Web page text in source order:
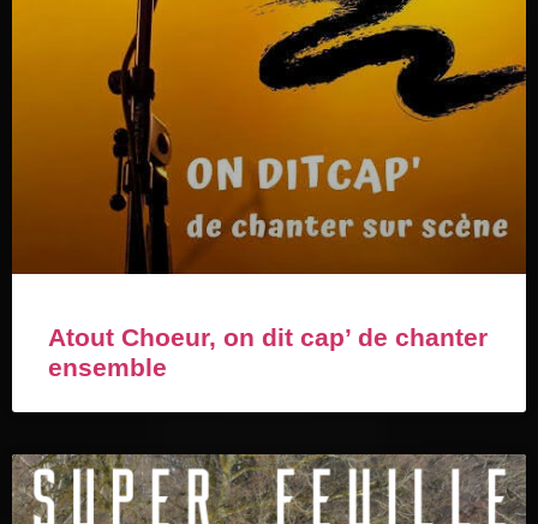
Atout Choeur, on dit cap’ de chanter
ensemble